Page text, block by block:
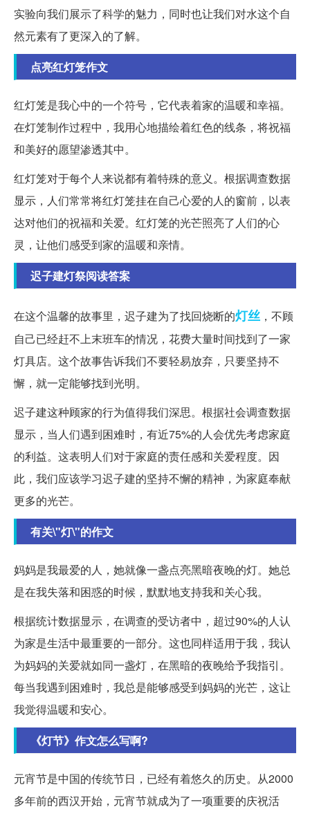
实验向我们展示了科学的魅力，同时也让我们对水这个自
然元素有了更深入的了解。
点亮红灯笼作文
红灯笼是我心中的一个符号，它代表着家的温暖和幸福。
在灯笼制作过程中，我用心地描绘着红色的线条，将祝福
和美好的愿望渗透其中。
红灯笼对于每个人来说都有着特殊的意义。根据调查数据
显示，人们常常将红灯笼挂在自己心爱的人的窗前，以表
达对他们的祝福和关爱。红灯笼的光芒照亮了人们的心
灵，让他们感受到家的温暖和亲情。
迟子建灯祭阅读答案
在这个温馨的故事里，迟子建为了找回烧断的灯丝 ，不顾
自己已经赶不上末班车的情况，花费大量时间找到了一家
灯具店。这个故事告诉我们不要轻易放弃，只要坚持不
懈，就一定能够找到光明。
迟子建这种顾家的行为值得我们深思。根据社会调查数据
显示，当人们遇到困难时，有近75%的人会优先考虑家庭
的利益。这表明人们对于家庭的责任感和关爱程度。因
此，我们应该学习迟子建的坚持不懈的精神，为家庭奉献
更多的光芒。
有关\"灯\"的作文
妈妈是我最爱的人，她就像一盏点亮黑暗夜晚的灯。她总
是在我失落和困惑的时候，默默地支持我和关心我。
根据统计数据显示，在调查的受访者中，超过90%的人认
为家是生活中最重要的一部分。这也同样适用于我，我认
为妈妈的关爱就如同一盏灯，在黑暗的夜晚给予我指引。
每当我遇到困难时，我总是能够感受到妈妈的光芒，这让
我觉得温暖和安心。
《灯节》作文怎么写啊?
元宵节是中国的传统节日，已经有着悠久的历史。从2000
多年前的西汉开始，元宵节就成为了一项重要的庆祝活